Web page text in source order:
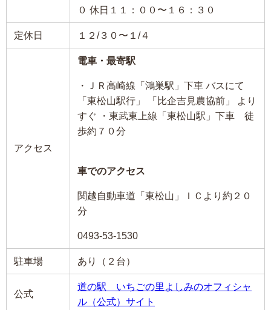
０ 休日１１：００〜１６：３０
定休日 １２/３０〜１/４
アクセス
電車・最寄駅
・ＪＲ高崎線「鴻巣駅」下車 バスにて
「東松山駅行」 「比企吉見農協前」 より
すぐ ・東武東上線「東松山駅」下車 徒
歩約７０分
車でのアクセス
関越自動車道「東松山」ＩＣより約２０
分
0493-53-1530
駐車場 あり（２台）
公式
道の駅 いちごの里よしみのオフィシャ
ル（公式）サイト